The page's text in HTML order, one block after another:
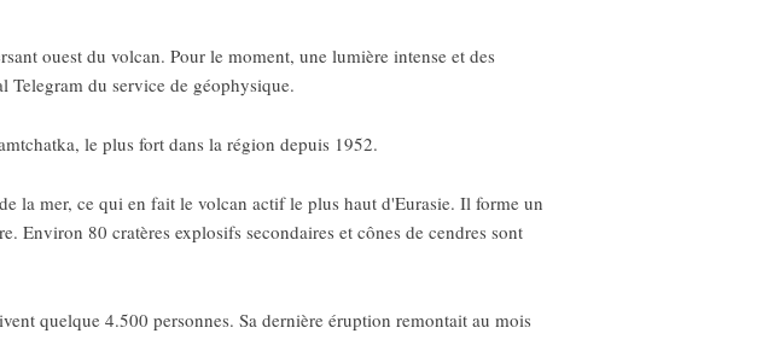
ouest du volcan. Pour le moment, une lumière intense et des
Telegram du service de géophysique.
le plus fort dans la région depuis 1952.
la mer, ce qui en fait le volcan actif le plus haut d'Eurasie. Il forme un
Environ 80 cratères explosifs secondaires et cônes de cendres sont
quelque 4.500 personnes. Sa dernière éruption remontait au mois